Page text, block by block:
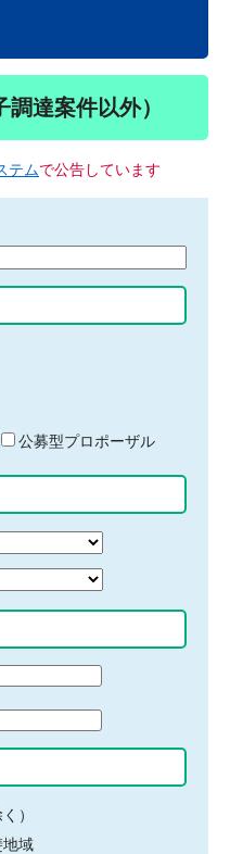
達案件以外）
テムで公告しています
公募型プロポーザル
）
地域